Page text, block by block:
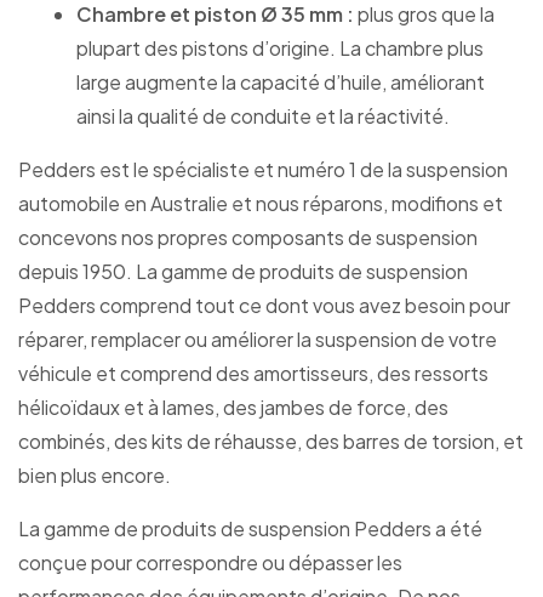
Chambre et piston Ø 35 mm : plus gros que la
plupart des pistons d’origine. La chambre plus
large augmente la capacité d’huile, améliorant
ainsi la qualité de conduite et la réactivité.
Pedders est le spécialiste et numéro 1 de la suspension
automobile en Australie et nous réparons, modifions et
concevons nos propres composants de suspension
depuis 1950. La gamme de produits de suspension
Pedders comprend tout ce dont vous avez besoin pour
réparer, remplacer ou améliorer la suspension de votre
véhicule et comprend des amortisseurs, des ressorts
hélicoïdaux et à lames, des jambes de force, des
combinés, des kits de réhausse, des barres de torsion, et
bien plus encore.
La gamme de produits de suspension Pedders a été
conçue pour correspondre ou dépasser les